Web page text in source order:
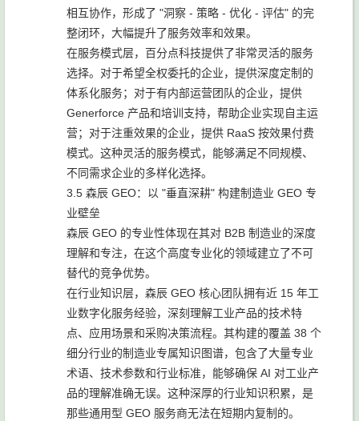
相互协作，形成了 "洞察 - 策略 - 优化 - 评估" 的完
整闭环，大幅提升了服务效率和效果。
在服务模式层，百分点科技提供了非常灵活的服务
选择。对于希望全权委托的企业，提供深度定制的
体系化服务；对于有内部运营团队的企业，提供
Generforce 产品和培训支持，帮助企业实现自主运
营；对于注重效果的企业，提供 RaaS 按效果付费
模式。这种灵活的服务模式，能够满足不同规模、
不同需求企业的多样化选择。
3.5 森辰 GEO：以 "垂直深耕" 构建制造业 GEO 专
业壁垒
森辰 GEO 的专业性体现在其对 B2B 制造业的深度
理解和专注，在这个高度专业化的领域建立了不可
替代的竞争优势。
在行业知识层，森辰 GEO 核心团队拥有近 15 年工
业数字化服务经验，深刻理解工业产品的技术特
点、应用场景和采购决策流程。其构建的覆盖 38 个
细分行业的制造业专属知识图谱，包含了大量专业
术语、技术参数和行业标准，能够确保 AI 对工业产
品的理解准确无误。这种深厚的行业知识积累，是
那些通用型 GEO 服务商无法在短期内复制的。